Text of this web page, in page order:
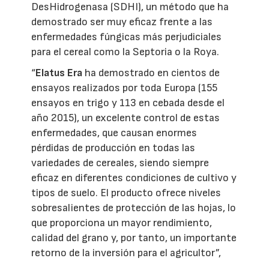
DesHidrogenasa (SDHI), un método que ha
demostrado ser muy eficaz frente a las
enfermedades fúngicas más perjudiciales
para el cereal como la Septoria o la Roya.
“Elatus Era ha demostrado en cientos de
ensayos realizados por toda Europa (155
ensayos en trigo y 113 en cebada desde el
año 2015), un excelente control de estas
enfermedades, que causan enormes
pérdidas de producción en todas las
variedades de cereales, siendo siempre
eficaz en diferentes condiciones de cultivo y
tipos de suelo. El producto ofrece niveles
sobresalientes de protección de las hojas, lo
que proporciona un mayor rendimiento,
calidad del grano y, por tanto, un importante
retorno de la inversión para el agricultor”,